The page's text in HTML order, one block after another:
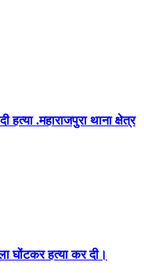
.महाराजपुरा थाना क्षेत्र
घोंटकर हत्या कर दी।